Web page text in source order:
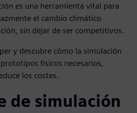
es una herramienta vital para
el cambio climático
sin dejar de ser competitivos.
y descubre cómo la simulación
físicos necesarios,
los costes.
de simulación